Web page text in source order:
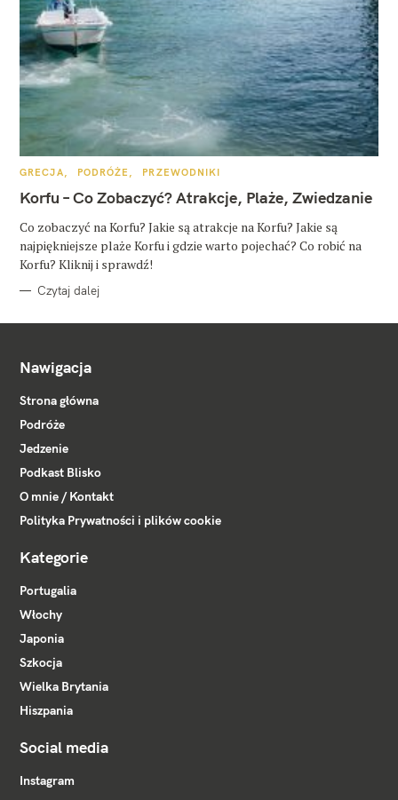
K
T
E
O
R
I
GRECJA PODRÓŻE PRZEWODNIKI
Korfu – Co Zobaczyć? Atrakcje, Plaże, Zwiedzanie
Co zobaczyć na Korfu? Jakie są atrakcje na Korfu? Jakie są
najpiękniejsze plaże Korfu i gdzie warto pojechać? Co robić na
Korfu? Kliknij i sprawdź!
Czytaj dalej
Nawigacja
Strona główna
Podróże
Jedzenie
Podkast Blisko
O mnie / Kontakt
Polityka Prywatności i plików cookie
Kategorie
Portugalia
Włochy
Japonia
Szkocja
Wielka Brytania
Hiszpania
Social media
Instagram